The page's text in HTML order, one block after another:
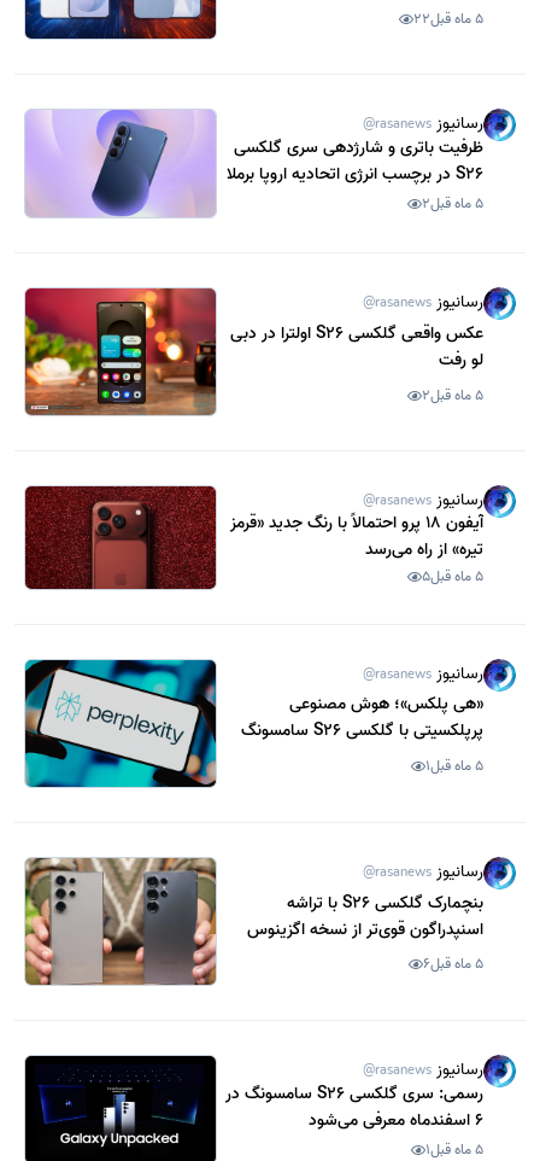
سامسونگ و اپل
5 ماه قبل 22
رسانیوز @rasanews
ظرفیت باتری و شارژدهی سری گلکسی
S26 در برچسب انرژی اتحادیه اروپا برملا
شد
5 ماه قبل 2
رسانیوز @rasanews
عکس واقعی گلکسی S26 اولترا در دبی
لو رفت
5 ماه قبل 2
رسانیوز @rasanews
آیفون 18 پرو احتمالاً با رنگ جدید «قرمز
تیره» از راه می‌رسد
5 ماه قبل 5
رسانیوز @rasanews
«هی پلکس»؛ هوش مصنوعی
پرپلکسیتی با گلکسی S26 سامسونگ
ادغام می‌شود
5 ماه قبل 1
رسانیوز @rasanews
بنچمارک گلکسی S26 با تراشه
اسنپدراگون قوی‌تر از نسخه اگزینوس
ظاهر شد
5 ماه قبل 6
رسانیوز @rasanews
رسمی: سری گلکسی S26 سامسونگ در
6 اسفندماه معرفی می‌شود
5 ماه قبل 1